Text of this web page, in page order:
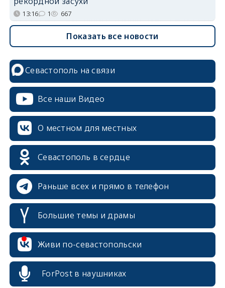
13:16 1 667
Показать все новости
Севастополь на связи
Все наши Видео
О местном для местных
Севастополь в сердце
Раньше всех и прямо в телефон
Большие темы и драмы
Живи по-севастопольски
ForPost в наушниках